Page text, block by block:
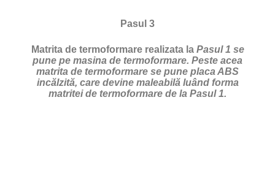
Pasul 3
Matrita de termoformare realizata la Pasul 1 se
pune pe masina de termoformare. Peste acea
matrita de termoformare se pune placa ABS
incălzită, care devine maleabilă luând forma
matritei de termoformare de la Pasul 1.